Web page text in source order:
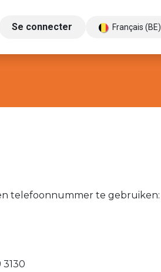
Se connecter Français (BE)
telefoonnummer te gebruiken:
3130